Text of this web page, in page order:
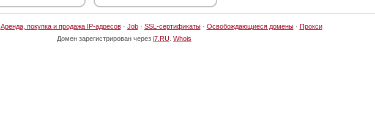
Аренда, покупка и продажа IP-адресов· Job· SSL-сертификаты· Освобождающиеся домены· Прокси
Домен зарегистрирован через i7.RU Whois